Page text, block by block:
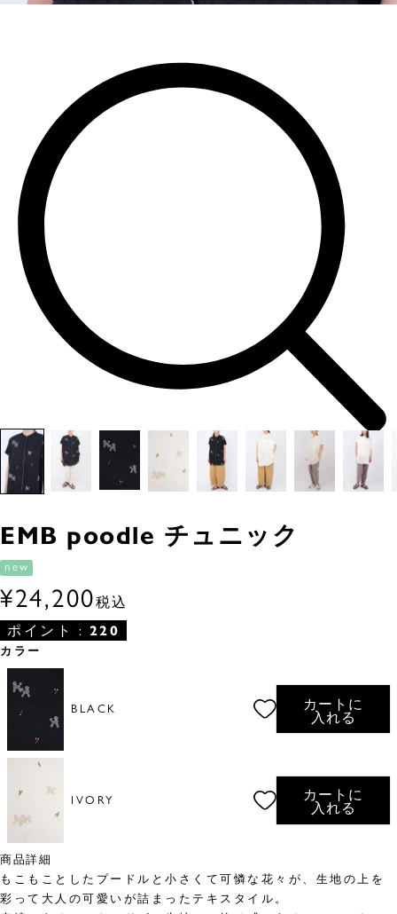
EMB poodle チュニック
new
¥24,200税込
ポイント : 220
カラー
BLACK
カートに
入れる
IVORY
カートに
入れる
商品詳細
もこもことしたプードルと小さくて可憐な花々が、生地の上を
彩って大人の可愛いが詰まったテキスタイル。